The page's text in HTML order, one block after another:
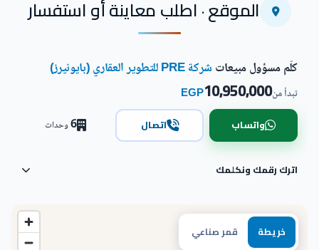
اضغط للتكبيرالموقع · اطلب معاينة أو استفسار
خريطة قمر صناعي
كلّم مسؤول مبيعات شركة PRE للتطوير العقاري (بايونيرز)
تبدأ من10,950,000
EGP
واتساب اتصال 6وحدات
اترك رقمك ونكلمك